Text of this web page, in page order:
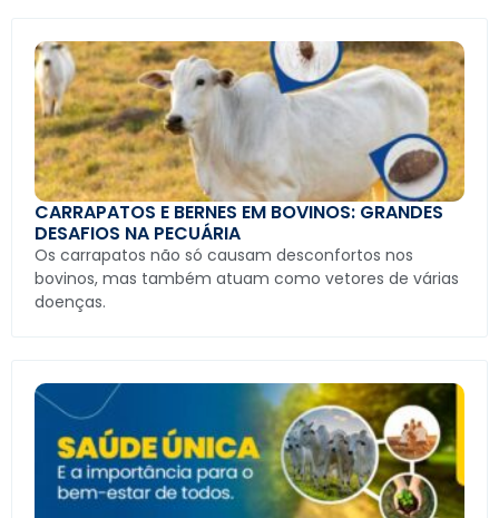
CARRAPATOS E BERNES EM BOVINOS: GRANDES
DESAFIOS NA PECUÁRIA
Os carrapatos não só causam desconfortos nos
bovinos, mas também atuam como vetores de várias
doenças.